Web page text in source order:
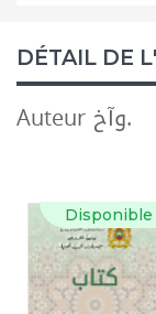
DÉTAIL DE
Auteur وآخ.
Disponible